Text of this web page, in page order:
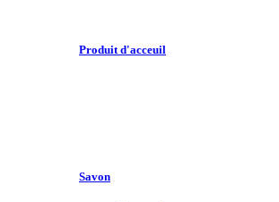
Produit d'acceuil
Savon